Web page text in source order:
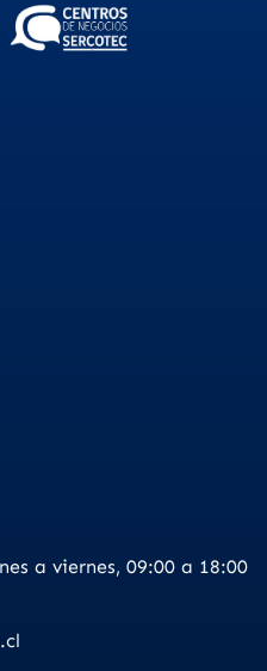
a viernes 09:00 a 18:00